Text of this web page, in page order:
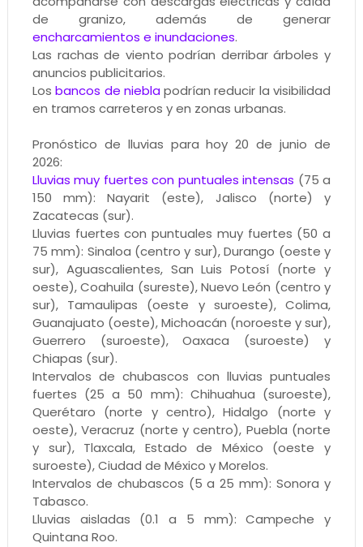
de granizo, además de generar
encharcamientos e inundaciones.
Las rachas de viento podrían derribar árboles y
anuncios publicitarios.
Losbancos de nieblapodrían reducir la visibilidad
en tramos carreteros y en zonas urbanas.
Pronóstico de lluvias para hoy 20 de junio de
2026:
Lluvias muy fuertes con puntuales intensas (75 a
150 mm): Nayarit (este), Jalisco (norte) y
Zacatecas (sur).
Lluvias fuertes con puntuales muy fuertes (50 a
75 mm): Sinaloa (centro y sur), Durango (oeste y
sur), Aguascalientes, San Luis Potosí (norte y
oeste), Coahuila (sureste), Nuevo León (centro y
sur), Tamaulipas (oeste y suroeste), Colima,
Guanajuato (oeste), Michoacán (noroeste y sur),
Guerrero (suroeste), Oaxaca (suroeste) y
Chiapas (sur).
Intervalos de chubascos con lluvias puntuales
fuertes (25 a 50 mm): Chihuahua (suroeste),
Querétaro (norte y centro), Hidalgo (norte y
oeste), Veracruz (norte y centro), Puebla (norte
y sur), Tlaxcala, Estado de México (oeste y
suroeste), Ciudad de México y Morelos.
Intervalos de chubascos (5 a 25 mm): Sonora y
Tabasco.
Lluvias aisladas (0.1 a 5 mm): Campeche y
Quintana Roo.